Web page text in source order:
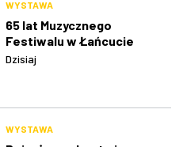
WYSTAWA
65 lat Muzycznego
Festiwalu w Łańcucie
Dzisiaj
WYSTAWA